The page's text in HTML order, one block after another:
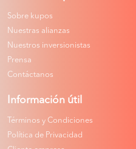
Sobre kupos
Nuestras alianzas
Nuestros inversionistas
Prensa
Contáctanos
Información útil
Términos y Condiciones
Política de Privacidad